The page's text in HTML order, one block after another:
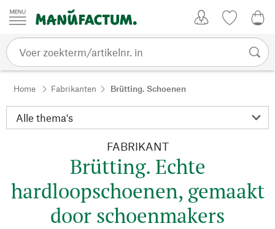
Passer au contenu
Home Fabrikanten Brütting. Schoenen
FABRIKANT
Brütting. Echte
hardloopschoenen, gemaakt
door schoenmakers